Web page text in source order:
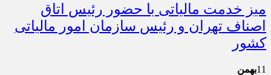
میز خدمت مالیاتی با حضور رئیس اتاق
اصناف تهران و رئیس سازمان امور مالیاتی
کشور
11بهمن